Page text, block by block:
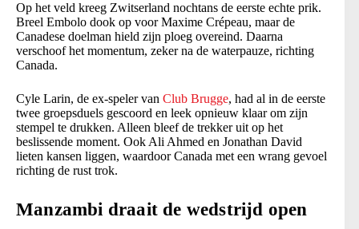
Op het veld kreeg Zwitserland nochtans de eerste echte prik.
Breel Embolo dook op voor Maxime Crépeau, maar de
Canadese doelman hield zijn ploeg overeind. Daarna
verschoof het momentum, zeker na de waterpauze, richting
Canada.
Cyle Larin, de ex-speler van Club Brugge, had al in de eerste
twee groepsduels gescoord en leek opnieuw klaar om zijn
stempel te drukken. Alleen bleef de trekker uit op het
beslissende moment. Ook Ali Ahmed en Jonathan David
lieten kansen liggen, waardoor Canada met een wrang gevoel
richting de rust trok.
Manzambi draait de wedstrijd open